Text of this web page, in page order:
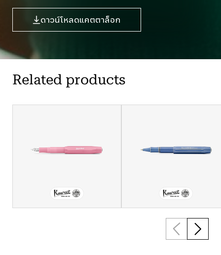
ดาวน์โหลดแคตตาล็อก
Related products